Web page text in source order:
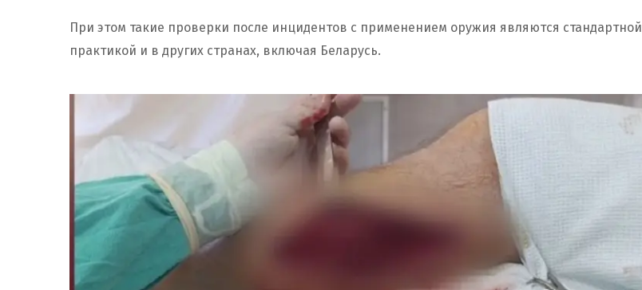
При этом такие проверки после инцидентов с применением оружия являются стандартной
практикой и в других странах, включая Беларусь.